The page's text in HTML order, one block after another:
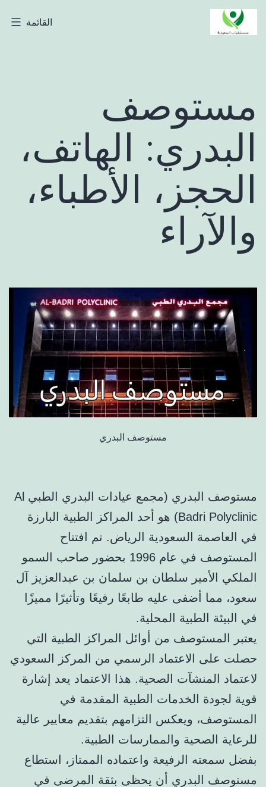
التخطي
مستشفيات
القائمة
مستوصف
البدري: الهاتف،
الحجز، الأطباء،
والآراء
مستوصف البدري
مستوصف البدري (مجمع عيادات البدري الطبي Al
Badri Polyclinic) هو أحد المراكز الطبية البارزة
في العاصمة السعودية الرياض. تم افتتاح
المستوصف في عام 1996 بحضور صاحب السمو
الملكي الأمير سلطان بن سلمان بن عبدالعزيز آل
سعود، مما أضفى عليه طابعًا رفيعًا وتأثيرًا مميزًا
في البيئة الطبية المحلية.
يعتبر المستوصف من أوائل المراكز الطبية التي
حصلت على الاعتماد الرسمي من المركز السعودي
لاعتماد المنشآت الصحية. هذا الاعتماد يعد إشارة
قوية لجودة الخدمات الطبية المقدمة في
المستوصف، ويعكس التزامهم بتقديم معايير عالية
للرعاية الصحية والممارسات الطبية.
بفضل سمعته الرفيعة واعتماده الممتاز، استطاع
مستوصف البدري أن يحظى بثقة المرضى في